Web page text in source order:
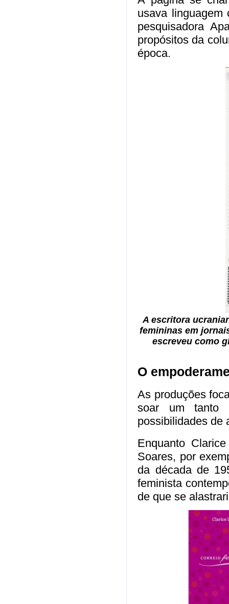
usava
pesquisadora
propósitos da
época.
A escritora
femininas em
escreveu como
O
As produções
soar um tanto
possibilidades de
Enquanto
Soares, por
da década de
feminista
de que se